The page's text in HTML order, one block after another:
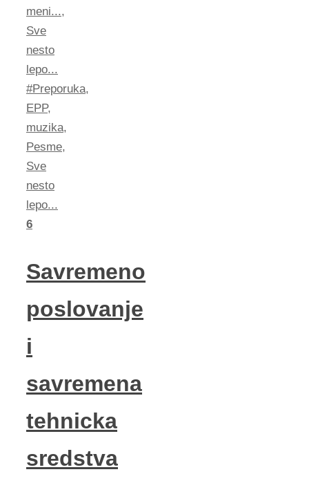
meni...,
Sve
nesto
lepo...
#Preporuka,
EPP,
muzika,
Pesme,
Sve
nesto
lepo...
6
Savremeno
poslovanje
i
savremena
tehnicka
sredstva